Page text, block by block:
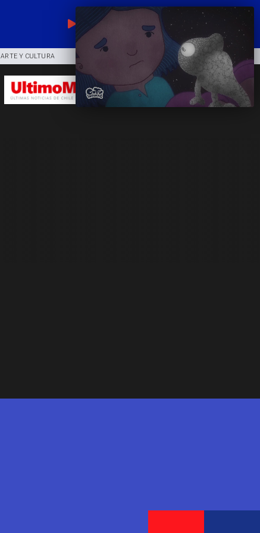
EN VIVO
ARTE Y CULTURA DEPORTES